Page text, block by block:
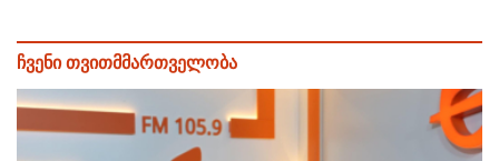
ჩვენი თვითმმართველობა